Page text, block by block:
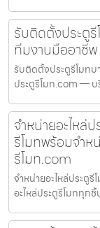
รับติดตั้งประตู
ทีมงานมืออาชี
รับติดตั้งประตูรีโมท
ประตูรีโมท.com —
จำหน่ายอะไหล่
รีโมทพร้อมจำห
รีโมท.com
จำหน่ายอะไหล่ประตู
อะไหล่ประตูรีโมททุก